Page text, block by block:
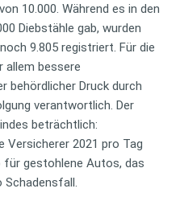
10.000. Während es in den
Diebstähle gab, wurden
9.805 registriert. Für die
allem bessere
behördlicher Druck durch
verantwortlich. Der
beträchtlich:
2021 pro Tag
für gestohlene Autos, das
Schadensfall.